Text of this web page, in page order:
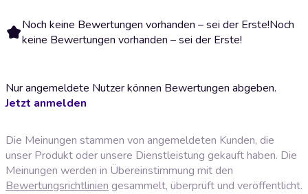
Noch keine Bewertungen vorhanden – sei der Erste!Noch
keine Bewertungen vorhanden – sei der Erste!
Nur angemeldete Nutzer können Bewertungen abgeben.
Jetzt anmelden
Die Meinungen stammen von angemeldeten Kunden, die
unser Produkt oder unsere Dienstleistung gekauft haben. Die
Meinungen werden in Übereinstimmung mit den
Bewertungsrichtlinien gesammelt, überprüft und veröffentlicht.